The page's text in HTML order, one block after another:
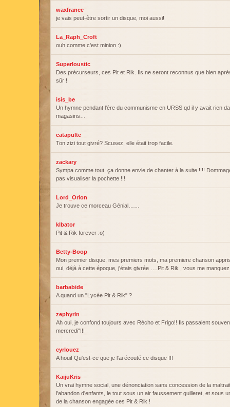
waxfrance
je vais peut-être sortir un disque, moi aussi!
La_Raph_Croft
ouh comme c'est minion :)
Superloustic
Des précurseurs, ces Pit et Rik. Ils ne seront reconnus que bien
sûr !
isis_be
Un hymne pendant l'ère du communisme en URSS qd il y avait rien
magasins…
catapulte
Ton zizi tout givré? Scusez, elle était trop facile.
zackary
Sympa comme tout, ça donne envie de chanter à la suite !!!!
pas visualiser la pochette !!!
Lord_Orion
Je trouve ce morceau Génial……
klbator
Pit & Rik forever :o)
Betty-Boop
Mon premier disque, mes premiers mots, ma premiere chanson
oui, déjà à cette époque, j'étais givrée ….Pit & Rik , vous me
barbabide
A quand un "Lycée Pit & Rik" ?
zephyrin
Ah oui, je confond toujours avec Récho et Frigo!! Ils passaient
mercredi"!!!
cyrlouez
A houi! Qu'est-ce que je l'ai écouté ce disque !!!
KaijuKris
Un vrai hymne social, une dénonciation sans concession de la
l'abandon d'enfants, le tout sous un air faussement guilleret, et sous
de la chanson engagée ces Pit & Rik !